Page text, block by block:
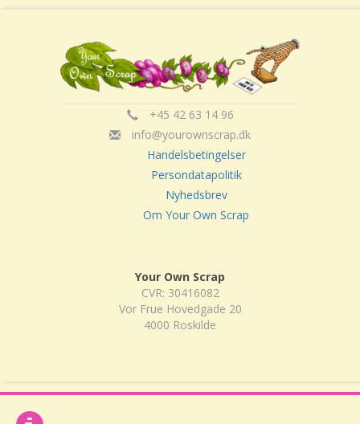
+45 42 63 14 96
info@yourownscrap.dk
Handelsbetingelser
Persondatapolitik
Nyhedsbrev
Om Your Own Scrap
Your Own Scrap
CVR: 30416082
Vor Frue Hovedgade 20
4000 Roskilde